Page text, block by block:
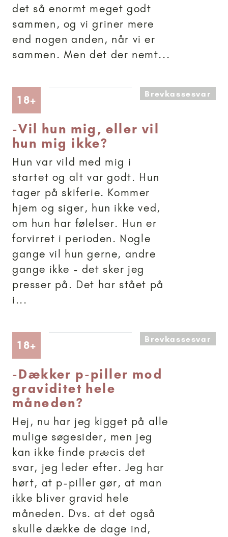
det så enormt meget godt
sammen, og vi griner mere
end nogen anden, når vi er
sammen. Men det der nemt...
18+ Artikler anbefalet til 18+Brevkassesvar
-Vil hun mig, eller vil
hun mig ikke?
Hun var vild med mig i
startet og alt var godt. Hun
tager på skiferie. Kommer
hjem og siger, hun ikke ved,
om hun har følelser. Hun er
forvirret i perioden. Nogle
gange vil hun gerne, andre
gange ikke - det sker jeg
presser på. Det har stået på
i...
18+ Artikler anbefalet til 18+Brevkassesvar
-Dækker p-piller mod
graviditet hele
måneden?
Hej, nu har jeg kigget på alle
mulige søgesider, men jeg
kan ikke finde præcis det
svar, jeg leder efter. Jeg har
hørt, at p-piller gør, at man
ikke bliver gravid hele
måneden. Dvs. at det også
skulle dække de dage ind,